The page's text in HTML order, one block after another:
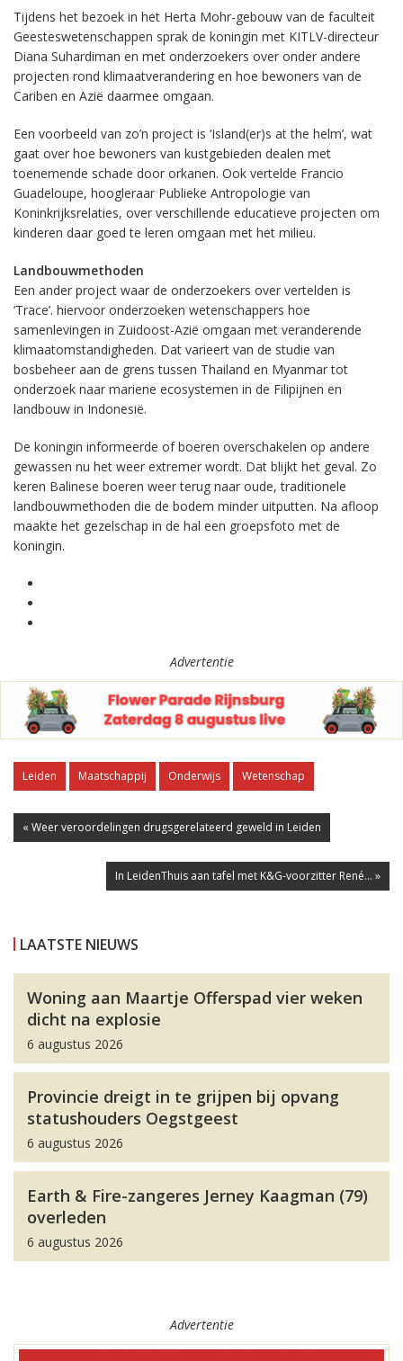
Tijdens het bezoek in het Herta Mohr-gebouw van de faculteit
Geesteswetenschappen sprak de koningin met KITLV-directeur
Diana Suhardiman en met onderzoekers over onder andere
projecten rond klimaatverandering en hoe bewoners van de
Cariben en Azië daarmee omgaan.
Een voorbeeld van zo’n project is ‘Island(er)s at the helm’, wat
gaat over hoe bewoners van kustgebieden dealen met
toenemende schade door orkanen. Ook vertelde Francio
Guadeloupe, hoogleraar Publieke Antropologie van
Koninkrijksrelaties, over verschillende educatieve projecten om
kinderen daar goed te leren omgaan met het milieu.
Landbouwmethoden
Een ander project waar de onderzoekers over vertelden is
‘Trace’. hiervoor onderzoeken wetenschappers hoe
samenlevingen in Zuidoost-Azië omgaan met veranderende
klimaatomstandigheden. Dat varieert van de studie van
bosbeheer aan de grens tussen Thailand en Myanmar tot
onderzoek naar mariene ecosystemen in de Filipijnen en
landbouw in Indonesië.
De koningin informeerde of boeren overschakelen op andere
gewassen nu het weer extremer wordt. Dat blijkt het geval. Zo
keren Balinese boeren weer terug naar oude, traditionele
landbouwmethoden die de bodem minder uitputten. Na afloop
maakte het gezelschap in de hal een groepsfoto met de
koningin.
Advertentie
Leiden Maatschappij Onderwijs Wetenschap
« Weer veroordelingen drugsgerelateerd geweld in Leiden
In LeidenThuis aan tafel met K&G-voorzitter René... »
LAATSTE NIEUWS
Woning aan Maartje Offerspad vier weken
dicht na explosie
6 augustus 2026
Provincie dreigt in te grijpen bij opvang
statushouders Oegstgeest
6 augustus 2026
Earth & Fire-zangeres Jerney Kaagman (79)
overleden
6 augustus 2026
Advertentie